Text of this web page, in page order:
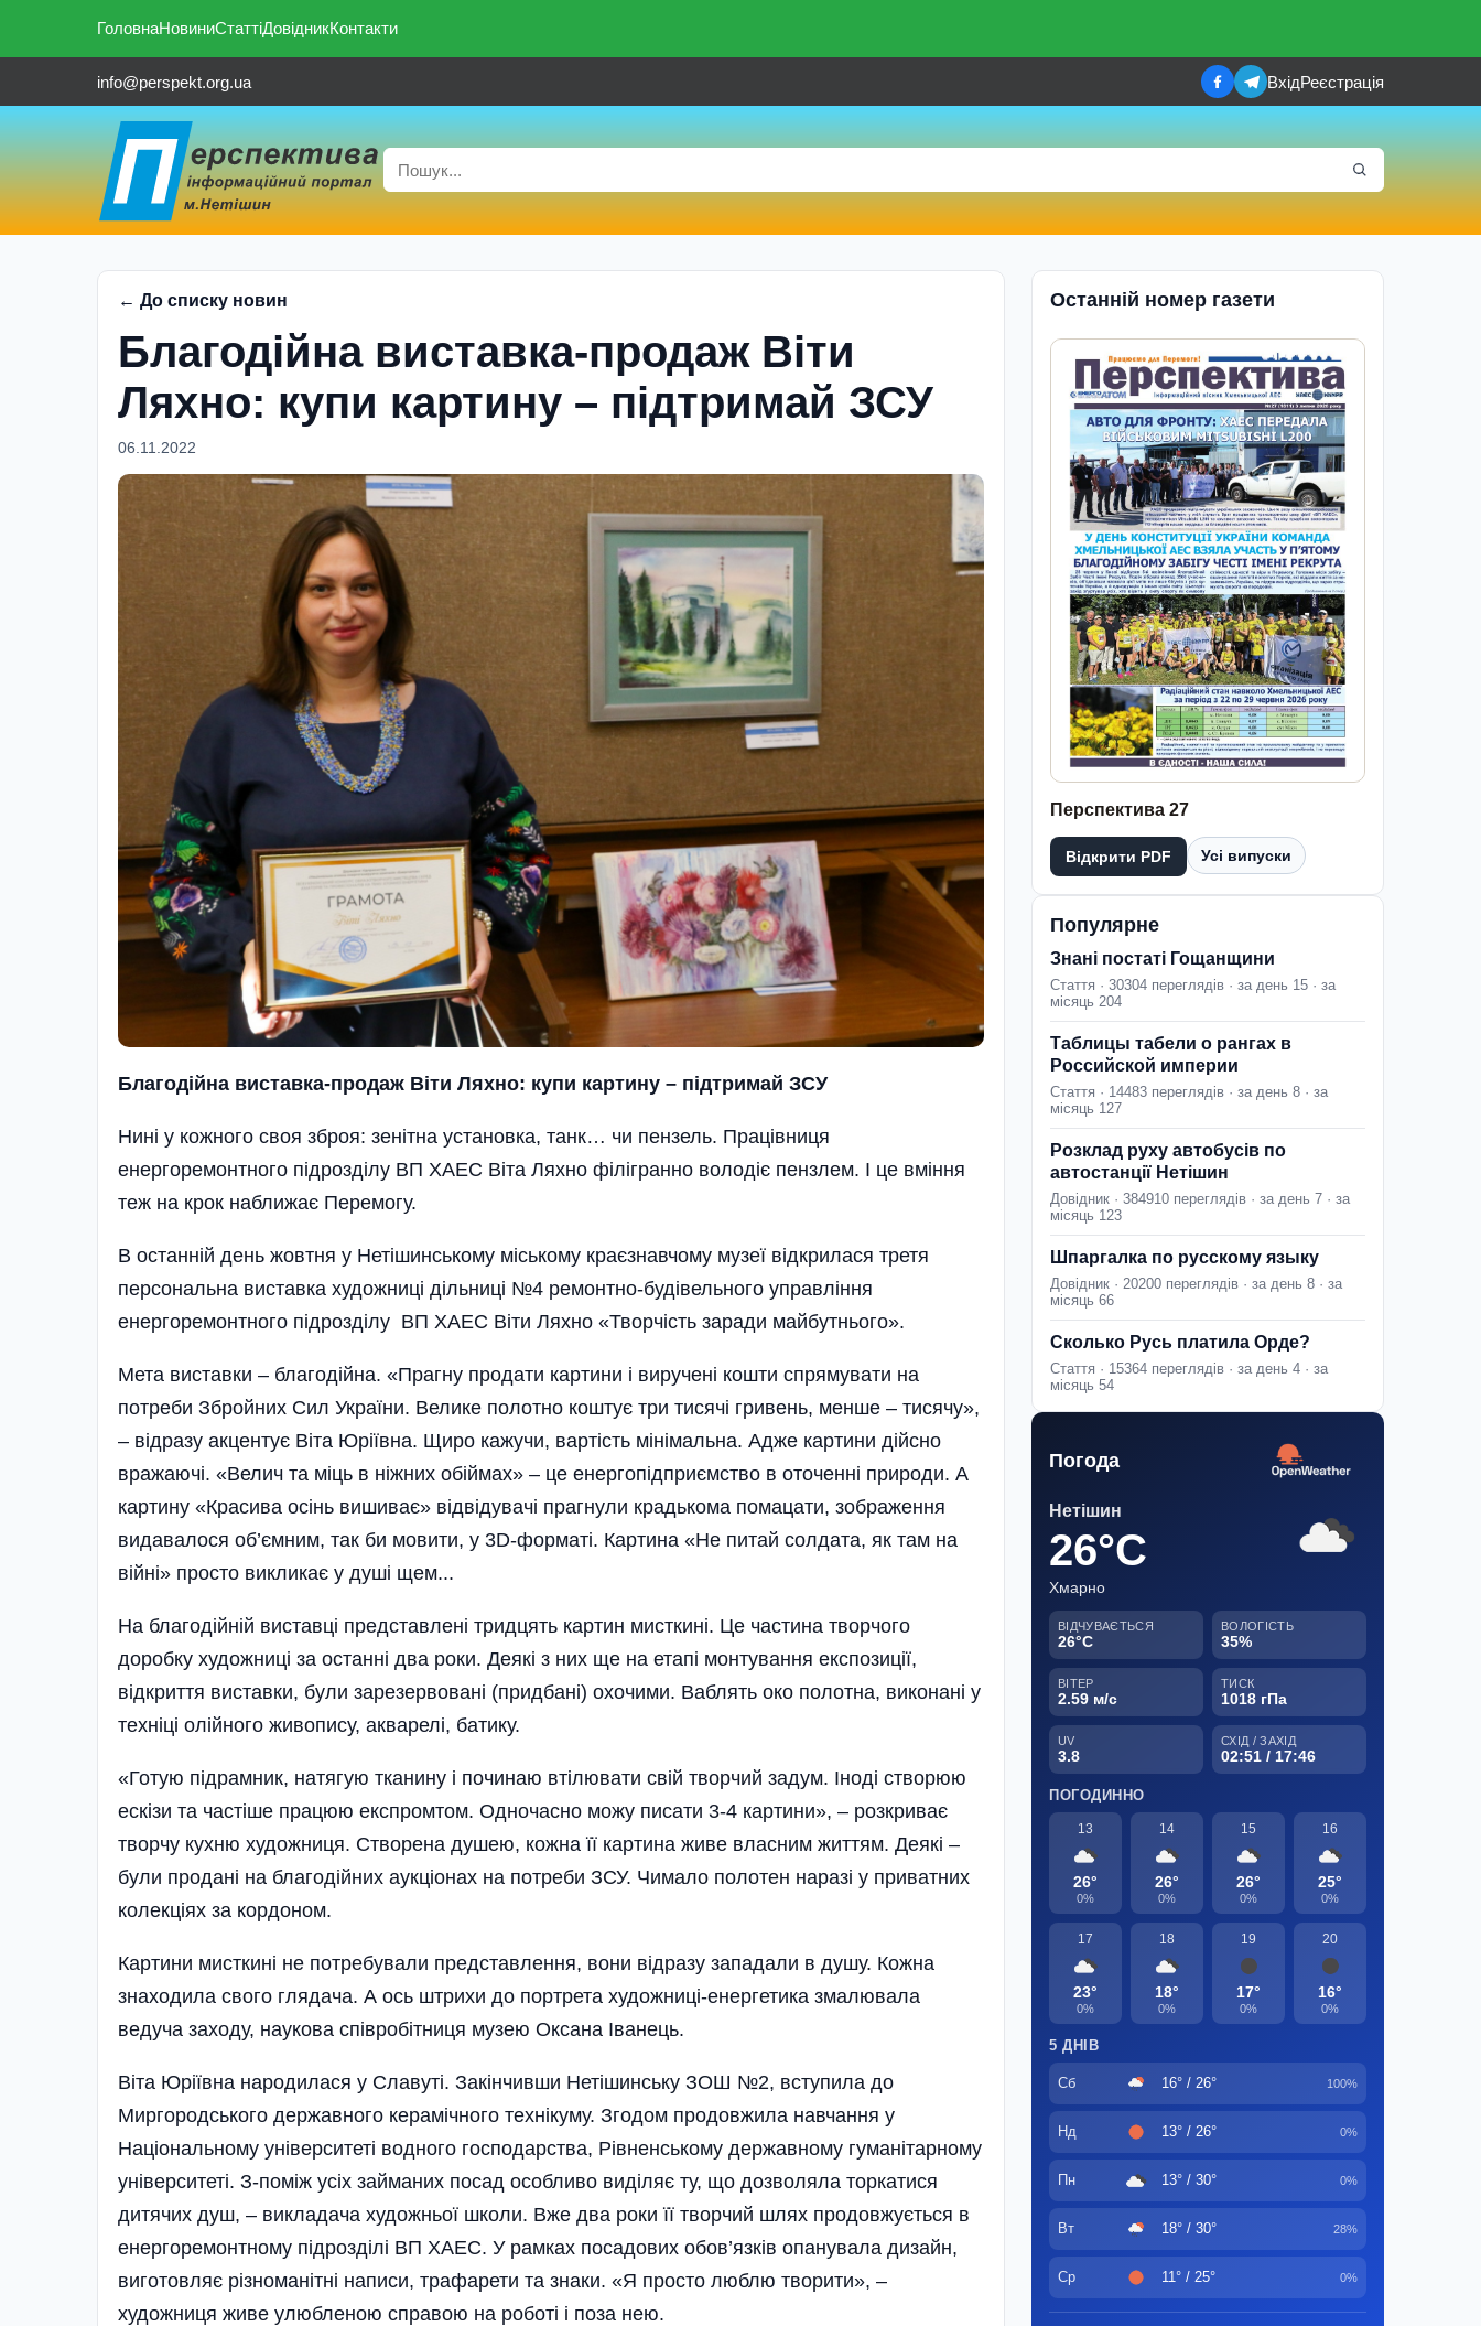
ГоловнаНовиниСтаттіДовідникКонтакти
info@perspekt.org.ua ВхідРеєстрація
← До списку новин
Благодійна виставка-продаж Віти
Ляхно: купи картину – підтримай ЗСУ
06.11.2022
Благодійна виставка-продаж Віти Ляхно: купи картину – підтримай ЗСУ
Нині у кожного своя зброя: зенітна установка, танк… чи пензель. Працівниця
енергоремонтного підрозділу ВП ХАЕС Віта Ляхно філігранно володіє пензлем. І це вміння
теж на крок наближає Перемогу.
В останній день жовтня у Нетішинському міському краєзнавчому музеї відкрилася третя
персональна виставка художниці дільниці №4 ремонтно-будівельного управління
енергоремонтного підрозділу ВП ХАЕС Віти Ляхно «Творчість заради майбутнього».
Мета виставки – благодійна. «Прагну продати картини і виручені кошти спрямувати на
потреби Збройних Сил України. Велике полотно коштує три тисячі гривень, менше – тисячу»,
– відразу акцентує Віта Юріївна. Щиро кажучи, вартість мінімальна. Адже картини дійсно
вражаючі. «Велич та міць в ніжних обіймах» – це енергопідприємство в оточенні природи. А
картину «Красива осінь вишиває» відвідувачі прагнули крадькома помацати, зображення
видавалося об’єм­ним, так би мовити, у 3D-форматі. Картина «Не питай солдата, як там на
війні» просто викликає у душі щем...
На благодійній виставці представлені тридцять картин мисткині. Це частина творчого
доробку художниці за останні два роки. Деякі з них ще на етапі монтування експозиції,
відкриття виставки, були зарезервовані (придбані) охочими. Ваблять око полотна, виконані у
техніці олійного живопису, акварелі, батику.
«Готую підрамник, натягую тканину і починаю втілювати свій творчий задум. Іноді створюю
ескізи та частіше працюю експромтом. Одночасно можу писати 3-4 картини», – розкриває
творчу кухню художниця. Створена душею, кожна її картина живе власним життям. Деякі –
були продані на благодійних аукціонах на потреби ЗСУ. Чимало полотен наразі у приватних
колекціях за кордоном.
Картини мисткині не потребували представлення, вони відразу западали в душу. Кожна
знаходила свого глядача. А ось штрихи до портрета художниці-енергетика змалювала
ведуча заходу, наукова співробіт­ниця музею Оксана Іванець.
Віта Юріївна народилася у Славуті. Закінчивши Нетішинську ЗОШ №2, вступила до
Миргородського державного керамічного технікуму. Згодом продовжила навчання у
Національному університеті водного господарства, Рівненському державному гуманітарному
університеті. З-поміж усіх займаних посад особливо виділяє ту, що дозволяла торкатися
дитячих душ, – викладача художньої школи. Вже два роки її творчий шлях продовжується в
енергоремонтному підрозділі ВП ХАЕС. У рамках посадових обов’язків опанувала дизайн,
виготовляє різноманітні написи, трафарети та знаки. «Я просто люблю творити», –
художниця живе улюбленою справою на роботі і поза нею.
Останній номер газети
Перспектива 27
Відкрити PDF Усі випуски
Популярне
Знані постаті Гощанщини
Стаття · 30304 переглядів · за день 15 · за
місяць 204
Таблицы табели о рангах в
Российской империи
Стаття · 14483 переглядів · за день 8 · за
місяць 127
Розклад руху автобусів по
автостанції Нетішин
Довідник · 384910 переглядів · за день 7 · за
місяць 123
Шпаргалка по русскому языку
Довідник · 20200 переглядів · за день 8 · за
місяць 66
Сколько Русь платила Орде?
Стаття · 15364 переглядів · за день 4 · за
місяць 54
Погода
Нетішин
26°C
Хмарно
ВІДЧУВАЄТЬСЯ
26°C
ВОЛОГІСТЬ
35%
ВІТЕР
2.59 м/с
ТИСК
1018 гПа
UV
3.8
СХІД / ЗАХІД
02:51 / 17:46
ПОГОДИННО
13
26°
0%
14
26°
0%
15
26°
0%
16
25°
0%
17
23°
0%
18
18°
0%
19
17°
0%
20
16°
0%
5 ДНІВ
Сб 16° / 26° 100%
Нд 13° / 26° 0%
Пн 13° / 30° 0%
Вт 18° / 30° 28%
Ср 11° / 25° 0%